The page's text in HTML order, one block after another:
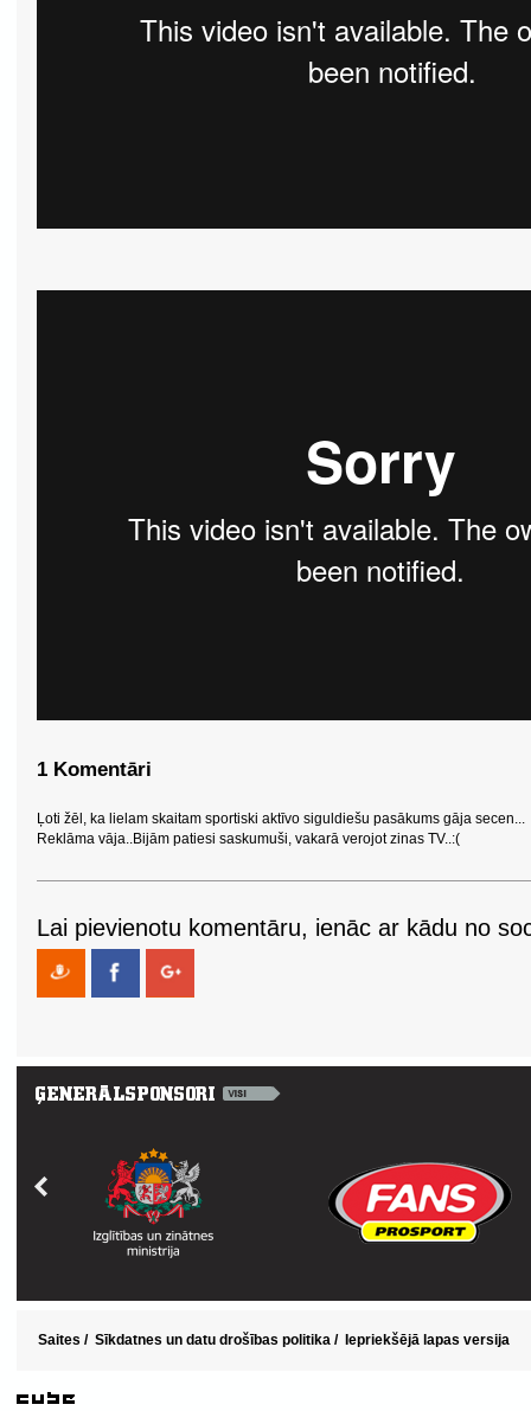
1 Komentāri
Ļoti žēl, ka lielam skaitam sportiski aktīvo siguldiešu pasākums gāja secen...
Reklāma vāja..Bijām patiesi saskumuši, vakarā verojot zinas TV..:(
Lai pievienotu komentāru, ienāc ar kādu no
Saites / Sīkdatnes un datu drošības politika / Iepriekšējā lapas versija